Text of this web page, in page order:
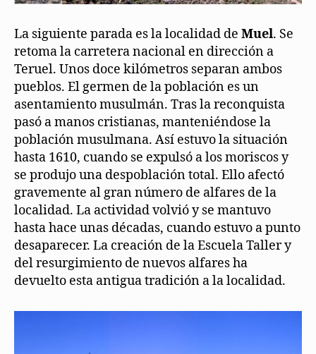
La siguiente parada es la localidad de Muel. Se
retoma la carretera nacional en dirección a
Teruel. Unos doce kilómetros separan ambos
pueblos. El germen de la población es un
asentamiento musulmán. Tras la reconquista
pasó a manos cristianas, manteniéndose la
población musulmana. Así estuvo la situación
hasta 1610, cuando se expulsó a los moriscos y
se produjo una despoblación total. Ello afectó
gravemente al gran número de alfares de la
localidad. La actividad volvió y se mantuvo
hasta hace unas décadas, cuando estuvo a punto
desaparecer. La creación de la Escuela Taller y
del resurgimiento de nuevos alfares ha
devuelto esta antigua tradición a la localidad.